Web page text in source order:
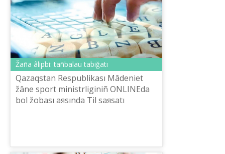
Žaña âlіpbi: tañbalau tabiğatı
Qazaqstan Respublikası Mâdeniet
žâne sport ministrlіgіnіñ ONLINEda
bol žobası aяsında Tіl saяsatı